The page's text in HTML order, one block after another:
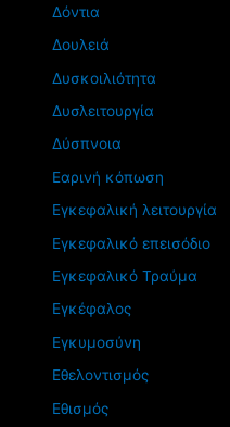
Δόντια
Δουλειά
Δυσκοιλιότητα
Δυσλειτουργία
Δύσπνοια
Εαρινή κόπωση
Εγκεφαλική λειτουργία
Εγκεφαλικό επεισόδιο
Εγκεφαλικό Τραύμα
Εγκέφαλος
Εγκυμοσύνη
Εθελοντισμός
Εθισμός